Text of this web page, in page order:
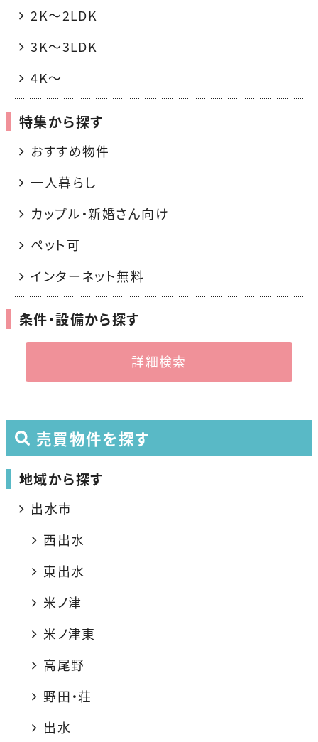
2K〜2LDK
3K〜3LDK
4K〜
特集から探す
おすすめ物件
一人暮らし
カップル・新婚さん向け
ペット可
インターネット無料
条件・設備から探す
詳細検索
売買物件を探す
地域から探す
出水市
西出水
東出水
米ノ津
米ノ津東
高尾野
野田・荘
出水